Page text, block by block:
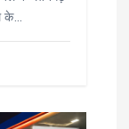
के…